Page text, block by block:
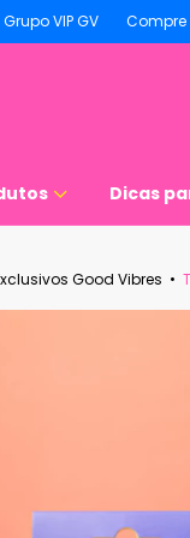
Grupo VIP GV
Dicas
Good Vibres •